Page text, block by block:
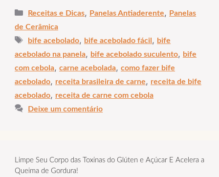
Categorias
Receitas e Dicas, Panelas Antiaderente, Panelas
de Cerâmica
Tags
bife acebolado, bife acebolado fácil , bife
acebolado na panela, bife acebolado suculento, bife
com cebola, carne acebolada, como fazer bife
acebolado, receita brasileira de carne, receita de bife
acebolado, receita de carne com cebola
Deixe um comentário
Limpe Seu Corpo das Toxinas do Glúten e Açúcar E Acelera a
Queima de Gordura!